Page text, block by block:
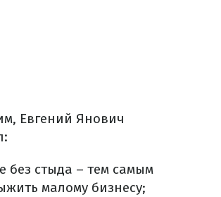
Евгений Янович
без стыда – тем самым
малому бизнесу;